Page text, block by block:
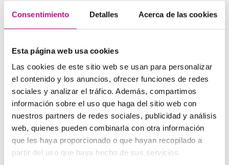
Consentimiento Detalles Acerca de las cookies
Esta página web usa cookies
Las cookies de este sitio web se usan para personalizar
el contenido y los anuncios, ofrecer funciones de redes
sociales y analizar el tráfico. Además, compartimos
información sobre el uso que haga del sitio web con
nuestros partners de redes sociales, publicidad y análisis
web, quienes pueden combinarla con otra información
que les haya proporcionado o que hayan recopilado a
partir del uso que haya hecho de sus servicios.
4. Retrasos y cancelaciones:
No hay nada más frustrante que unvuelo retrasado o
cancelado, pero lamentablemente, es algo que sucede
con más frecuencia de la que nos gustaría. En estos
casos, es crucial entender lo que está pasando y cómo
proceder.
Frases clave :
My flight has been delayed. When is the new departure
time?(Mi vuelo se ha retrasado. ¿Cuál es la nueva hora
de salida?)